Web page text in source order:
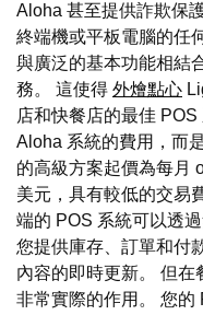
Aloha 甚至提供詐欺保
終端機或平板電腦的任
與廣泛的基本功能相結
務。 這使得 外燴點心
店和快餐店的最佳
Aloha 系統的費用，而
的高級方案起價為每月
美元，具有較低的交易
端的 POS 系統可以透
您提供庫存、訂單和付
內容的即時更新。 但
非常實際的作用。 您的